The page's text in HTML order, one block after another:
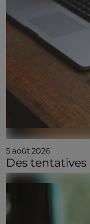
5 août 2026
Des